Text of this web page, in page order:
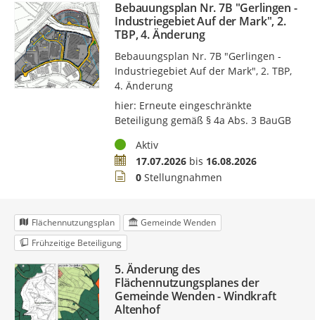
Bebauungsplan Nr. 7B "Gerlingen -
Industriegebiet Auf der Mark", 2.
TBP, 4. Änderung
Bebauungsplan Nr. 7B "Gerlingen -
Industriegebiet Auf der Mark", 2. TBP,
4. Änderung
hier: Erneute eingeschränkte
Beteiligung gemäß § 4a Abs. 3 BauGB
StatusAktiv
Zeitraum17.07.2026bis 16.08.2026
Stellungnahmen
0Stellungnahmen
Flächennutzungsplan
Gemeinde Wenden
Frühzeitige Beteiligung
5. Änderung des
Flächennutzungsplanes der
Gemeinde Wenden - Windkraft
Altenhof